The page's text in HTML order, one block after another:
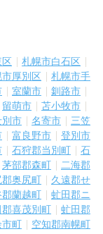
区
札幌市白石区
市厚別区
札幌市手
室蘭市
釧路市
留萌市
苫小牧市
別市 名寄市
三笠
富良野市
登別市
石狩郡当別町
石
茅部郡森町
二海郡
郡奥尻町
久遠郡せ
郡蘭越町
虻田郡ニ
郡喜茂別町
虻田郡
市町
空知郡南幌町